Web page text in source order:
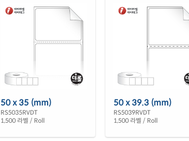
50 x 35 (mm)
RS5035RVDT
1,500 라벨 / Roll
50 x 39.3 (mm)
RS5039RVDT
1,500 라벨 / Roll